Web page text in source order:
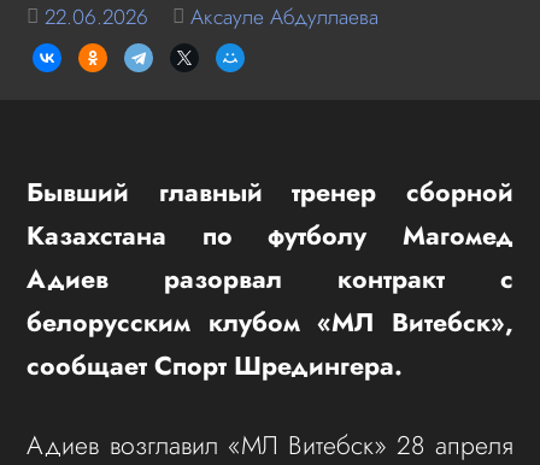
22.06.2026 Аксауле Абдуллаева
Бывший главный тренер сборной
Казахстана по футболу Магомед
Адиев разорвал контракт с
белорусским клубом «МЛ Витебск»,
сообщает Спорт Шредингера.
Адиев возглавил «МЛ Витебск» 28 апреля